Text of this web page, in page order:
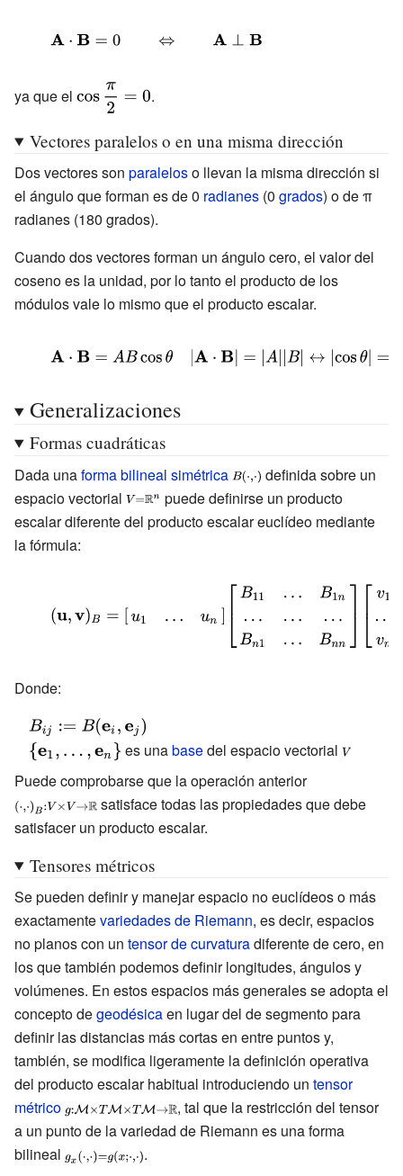
{\displaystyle
\cdot \mathbf
{B} =0\qquad
\Leftrightarrow
\qquad \mathbf
{A} \mathrel
{\bot } \mathbf
{B} }
ya que el {\displaystyle
\cos {\frac
{\pi }{2}}=0}
.
Vectores paralelos o en una misma dirección
Dos vectores son paraleloso llevan la misma dirección si
el ángulo que forman es de 0 radianes (0 grados) o de π
radianes (180 grados).
Cuando dos vectores forman un ángulo cero, el valor del
coseno es la unidad, por lo tanto el producto de los
módulos vale lo mismo que el producto escalar.
{\displaystyle
\cdot \mathbf
{B} =AB\cos
\mathbf {A}
\cdot \mathbf
{B} \vert =\vert
\leftrightarrow
=1\leftrightarrow
A\parallel B}
Generalizaciones
Formas cuadráticas
Dada unaforma bilineal simétrica{\displaystyle
\scriptstyle
B(\cdot ,\cdot
definida sobre un
espacio vectorial {\displaystyle
\scriptstyle
puede definirse un producto
escalar diferente del producto escalar euclídeo mediante
la fórmula:
,\mathbf {v} )_{B}=
{\begin{bmatrix}u_{1}&\dots
{\begin{bmatrix}B_{11}&\dots
&B_{1n}\\\dots &\dots &\dots
\\B_{n1}&\dots
&B_{nn}\end{bmatrix}}
{\begin{bmatrix}v_{1}\\\dots
\\v_{n}\end{bmatrix}}=\sum
_{i=1}^{n}\sum
Donde:
{\displaystyle
B_{ij}:=B(\mathbf
{e} _{i},\mathbf
{e} _{j})}
{\displaystyle
\{\mathbf {e}
_{1},\dots
,\mathbf {e}
es unabasedel espacio vectorial
V}
Puede comprobarse que la operación anterior{\displaystyle
\scriptstyle
{R} }
satisface todas las propiedades que debe
satisfacer un producto escalar.
Tensores métricos
Se pueden definir y manejar espacio no euclídeos o más
exactamentevariedades de Riemann, es decir, espacios
no planos con un tensor de curvaturadiferente de cero, en
los que también podemos definir longitudes, ángulos y
volúmenes. En estos espacios más generales se adopta el
concepto degeodésicaen lugar del de segmento para
definir las distancias más cortas en entre puntos y,
también, se modifica ligeramente la definición operativa
del producto escalar habitual introduciendo un tensor
métrico {\displaystyle
\scriptstyle g:
{\mathcal
, tal que la restricción del tensor
a un punto de la variedad de Riemann es una forma
bilineal {\displaystyle.